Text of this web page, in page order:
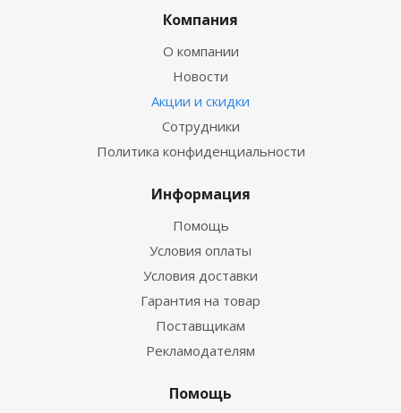
Компания
О компании
Новости
Акции и скидки
Сотрудники
Политика конфиденциальности
Информация
Помощь
Условия оплаты
Условия доставки
Гарантия на товар
Поставщикам
Рекламодателям
Помощь